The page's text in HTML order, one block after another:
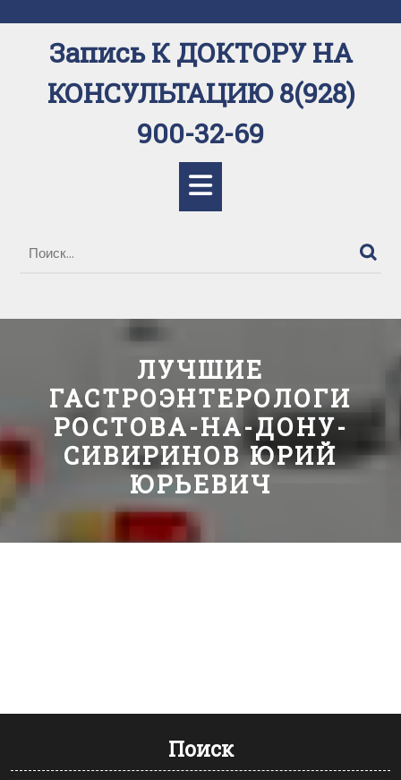
к
содержимомуЗапись К ДОКТОРУ НА
КОНСУЛЬТАЦИЮ 8(928)
900-32-69
ЛУЧШИЕ
ГАСТРОЭНТЕРОЛОГИ
РОСТОВА-НА-ДОНУ-
СИВИРИНОВ ЮРИЙ
ЮРЬЕВИЧ
Поиск